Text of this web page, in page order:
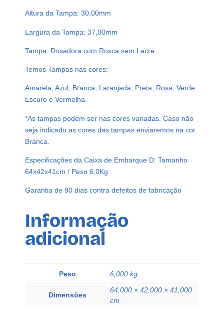
D
S
A
O
A
2
0
M
L
A
N
i
a
Altura da Tampa: 30,00mm
Largura da Tampa: 37,00mm
Tampa: Dosadora com Rosca sem Lacre
Temos Tampas nas cores:
Amarela, Azul, Branca, Laranjada, Preta, Rosa, Verde
Escuro e Vermelha.
*As tampas podem ser nas cores variadas. Caso não
seja indicado as cores das tampas enviaremos na cor
Branca.
Especificações da Caixa de Embarque D: Tamanho
64x42x41cm / Peso 6,0Kg
Garantia de 90 dias contra defeitos de fabricação
Informação
adicional
Peso 6,000 kg
Dimensões
64,000 × 42,000 × 41,000
cm